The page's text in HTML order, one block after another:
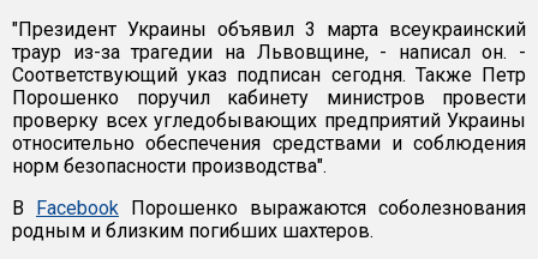
"Президент Украины объявил 3 марта всеукраинский
траур из-за трагедии на Львовщине, - написал он. -
Соответствующий указ подписан сегодня. Также Петр
Порошенко поручил кабинету министров провести
проверку всех угледобывающих предприятий Украины
относительно обеспечения средствами и соблюдения
норм безопасности производства".
В Facebook Порошенко выражаются соболезнования
родным и близким погибших шахтеров.